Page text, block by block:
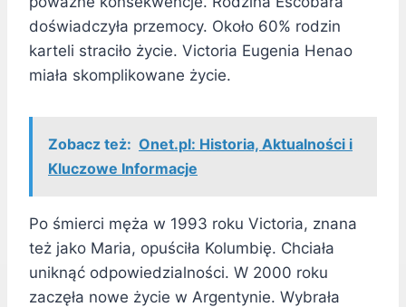
doświadczyła przemocy. Około 60% rodzin
karteli straciło życie. Victoria Eugenia Henao
miała skomplikowane życie.
Zobacz też: Onet.pl: Historia, Aktualności i
Kluczowe Informacje
Po śmierci męża w 1993 roku Victoria, znana
też jako Maria, opuściła Kolumbię. Chciała
uniknąć odpowiedzialności. W 2000 roku
zaczęła nowe życie w Argentynie. Wybrała